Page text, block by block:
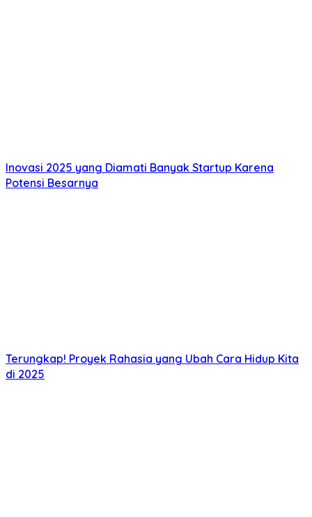
Inovasi 2025 yang Diamati Banyak Startup Karena
Potensi Besarnya
Terungkap! Proyek Rahasia yang Ubah Cara Hidup Kita
di 2025